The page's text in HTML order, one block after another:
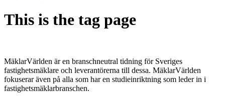
This is the tag page
MäklarVärlden är en branschneutral tidning för Sveriges
fastighetsmäklare och leverantörerna till dessa. MäklarVärlden
fokuserar även på alla som har en studieinriktning som leder in i
fastighetsmäklarbranschen.